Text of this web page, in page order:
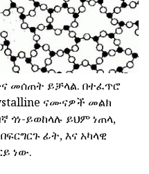
መሰጠት ይቻላል. በተፈጥሮ
ናሙናዎች መልክ
ጎነ-ይወከላሉ ይህም ነጠላ,
ፊት, እና አካላዊ
ነው.